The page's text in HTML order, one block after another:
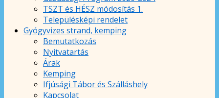
TSZT és HÉSZ módosítás 1.
Településképi rendelet
Gyógyvizes strand, kemping
Bemutatkozás
Nyitvatartás
Árak
Kemping
Ifjúsági Tábor és Szálláshely
Kapcsolat